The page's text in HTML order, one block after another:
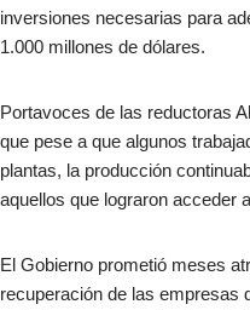
inversiones necesarias para
1.000 millones de dólares.
Portavoces de las reductoras
que pese a que algunos
plantas, la producción
aquellos que lograron acceder
El Gobierno prometió meses
recuperación de las empresas